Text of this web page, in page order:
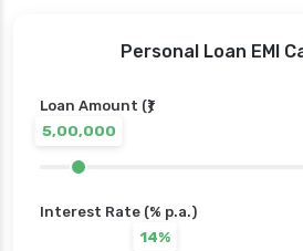
Personal Loan EMI
Loan Amount (₹)
5,00,000
Interest Rate (% p.a.)
14%